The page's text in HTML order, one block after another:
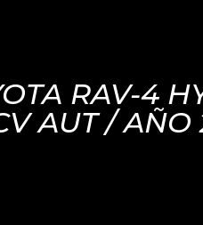
RAV-4
AUT / AÑO